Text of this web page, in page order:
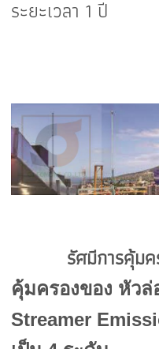
ระยะเวลา 1 ปี
รัศมีการคุ้ม
คุ้มครองของ หัว
Streamer